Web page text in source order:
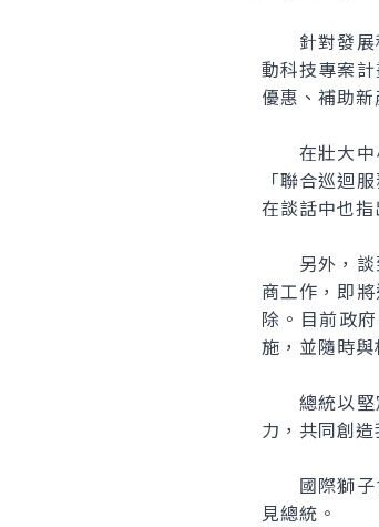
針對發展科
動科技專案
優惠、補助
在壯大中小
「聯合巡迴
在談話中也
另外，談到
商工作，即
除。目前政
施，並隨時
總統以堅定
力，共同創
國際獅子會
見總統。